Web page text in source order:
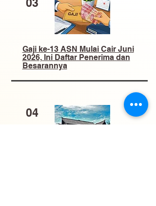
03
Gaji ke-13 ASN Mulai Cair Juni
2026, Ini Daftar Penerima dan
Besarannya
04